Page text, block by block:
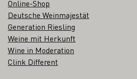
Online-Shop
Deutsche Weinmajestät
Generation Riesling
Weine mit Herkunft
Wine in Moderation
Clink Different